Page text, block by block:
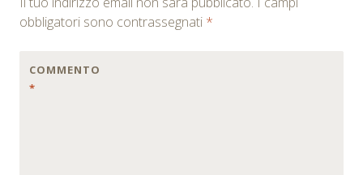
obbligatori sono contrassegnati *
COMMENTO
*